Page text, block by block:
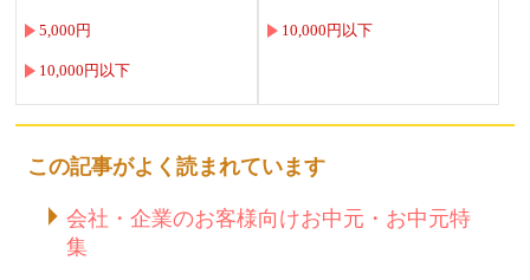
5,000円
10,000円以下
10,000円以下
この記事がよく読まれています
会社・企業のお客様向けお中元・お中元特
集